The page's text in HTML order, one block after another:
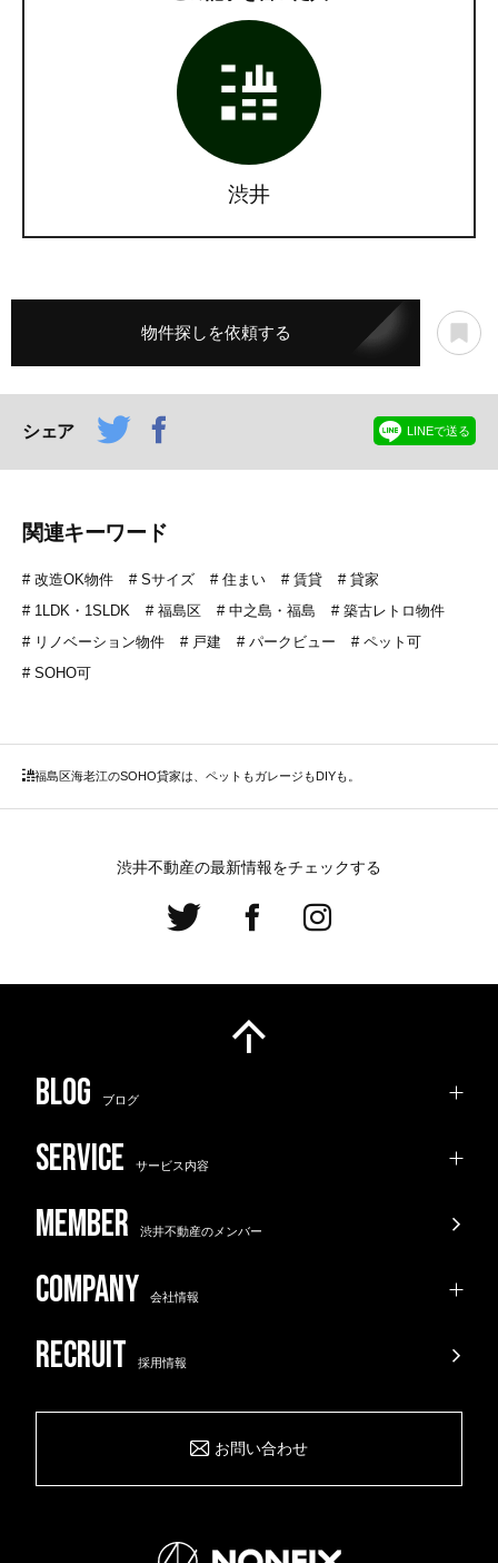
渋井
物件探しを依頼する
シェア LINEで送る
関連キーワード
改造OK物件 Sサイズ 住まい 賃貸
貸家
1LDK・1SLDK
福島区 中之島・福島
築古レトロ物件
リノベーション物件
戸建 パークビュー
ペット可
SOHO可
海老江のSOHO貸家は、ペットもガレージもDIYも。
福島区
渋井不動産の最新情報をチェックする
ブログ
サービス内容
渋井不動産のメンバー
会社情報
採用情報
お問い合わせ